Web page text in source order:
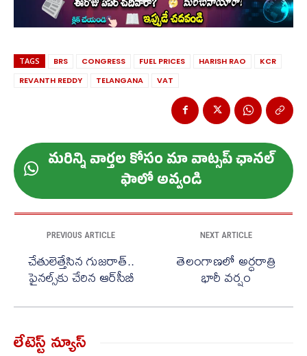
TAGS BRS CONGRESS FUEL PRICES HARISH RAO
KCR
REVANTH REDDY
TELANGANA VAT
మ‌రిన్ని వార్త‌ల కోసం మా వాట్స‌ప్ ఛాన‌ల్
ఫాలో అవ్వండి
PREVIOUS ARTICLE
చేతులెత్తేసిన గుజరాత్..
ఫైనల్స్‌కు చేరిన ఆర్‌సీబీ
NEXT ARTICLE
తెలంగాణలో అర్ధరాత్రి
భారీ వర్షం
లేటెస్ట్ న్యూస్‌